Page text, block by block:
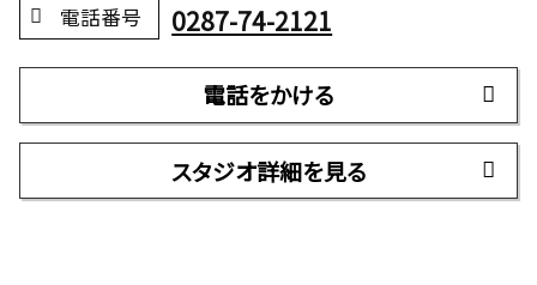
電話番号 0287-74-2121
電話をかける
スタジオ詳細を見る